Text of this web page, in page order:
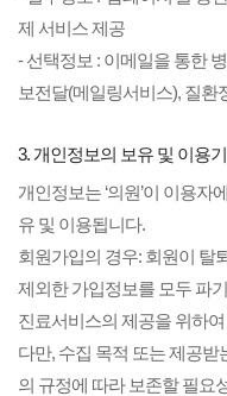
제 서비스 제공
- 선택정보 : 이메일을 통한
보전달(메일링서비스), 질환
3. 개인정보의 보유 및 이용
개인정보는 ‘의원’이 이용
유 및 이용됩니다.
회원가입의 경우: 회원이 탈
제외한 가입정보를 모두 파
진료서비스의 제공을 위하
다만, 수집 목적 또는 제공
의 규정에 따라 보존할 필요